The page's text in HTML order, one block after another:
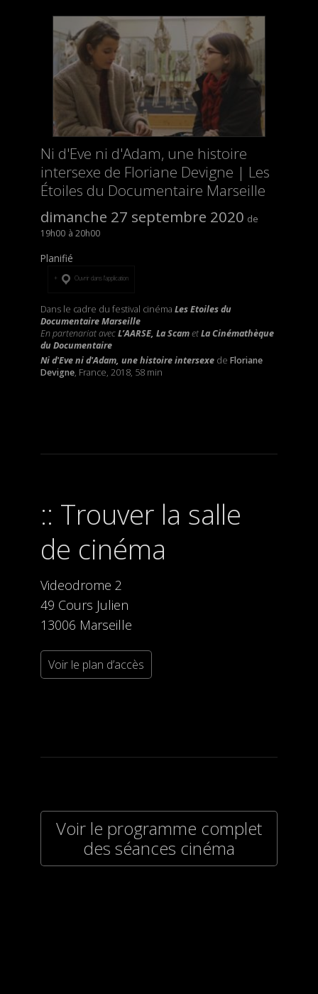
Ni d'Eve ni d'Adam, une histoire
intersexe de Floriane Devigne | Les
Étoiles du Documentaire Marseille
dimanche 27 septembre 2020
19h00 20h00
Planifié
Ouvrir dans l’application
Dans le cadre du festival cinéma Les Etoiles du
Documentaire Marseille
En partenariat avecL’AARSE, La ScametLa Cinémathèque
du Documentaire
Ni d'Eve ni d'Adam, une histoire intersexede Floriane
Devigne, France, 2018, 58 min
Trouver la salle
de cinéma
Videodrome 2
49 Cours Julien
13006 Marseille
Voir le plan d’accès
Voir le programme complet
des séances cinéma